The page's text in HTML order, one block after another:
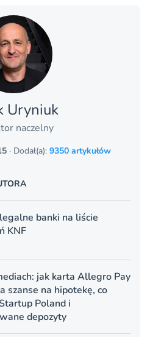
Uryniuk
naczelny
· Dodał(a): 9350 artykułów
banki na liście
KNF
jak karta Allegro Pay
szanse na hipotekę, co
Poland i
depozyty